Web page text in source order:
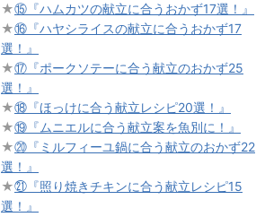
★⑮『ハムカツの献立に合うおかず17選！』
★⑯『ハヤシライスの献立に合うおかず17
選！』
★⑰『ポークソテーに合う献立のおかず25
選！』
★⑱『ほっけに合う献立レシピ20選！』
★⑲『ムニエルに合う献立案を魚別に！』
★⑳『ミルフィーユ鍋に合う献立のおかず22
選！』
★㉑『照り焼きチキンに合う献立レシピ15
選！』